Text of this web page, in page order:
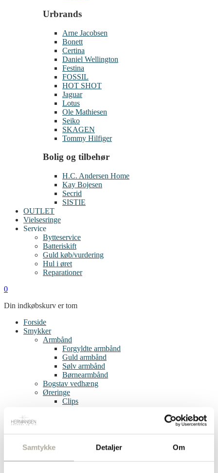
Samtykke Detaljer Om
Urbrands
Arne Jacobsen
Bonett
Certina
Daniel Wellington
Festina
FOSSIL
HOT SHOT
Jaguar
Lotus
Ole Mathiesen
Seiko
SKAGEN
Tommy Hilfiger
Bolig og tilbehør
H.C. Andersen Home
Kay Bojesen
Secrid
SISTIE
OUTLET
Vielsesringe
Service
Bytteservice
Batteriskift
Guld køb/vurdering
Hul i øret
Reparationer
0
Din indkøbskurv er tom
Forside
Smykker
Armbånd
Forgyldte armbånd
Guld armbånd
Sølv armbånd
Børnearmbånd
Bogstav vedhæng
Øreringe
Clips
Guld øreringe
Sølv øreringe
Børneøreringe